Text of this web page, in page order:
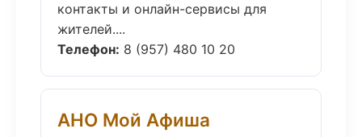
контакты и онлайн-сервисы для
жителей....
Телефон: 8 (957) 480 10 20
АНО Мой Афиша